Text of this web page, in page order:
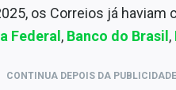
os Correios já haviam
Federal, Banco do Brasil,
CONTINUA DEPOIS DA PUBLICIDADE